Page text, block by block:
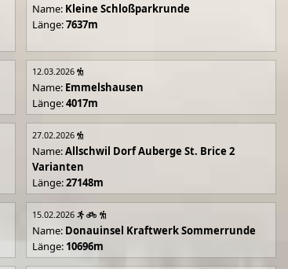
Name: Kleine Schloßparkrunde
Länge:7637m
12.03.2026
Name: Emmelshausen
Länge:4017m
27.02.2026
Name:Allschwil Dorf Auberge St. Brice 2
Varianten
Länge:27148m
15.02.2026
Name: Donauinsel Kraftwerk Sommerrunde
Länge: 10696m